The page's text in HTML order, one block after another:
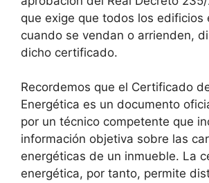
que exige que todos los edificios
cuando se vendan o arrienden,
dicho certificado.
Recordemos que el Certificado
Energética es un documento
por un técnico competente que
información objetiva sobre las
energéticas de un inmueble. La
energética, por tanto, permite